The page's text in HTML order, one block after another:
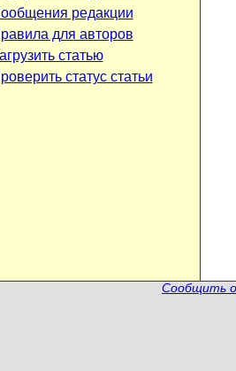
редакции
для авторов
статью
статус статьи
Сообщить о